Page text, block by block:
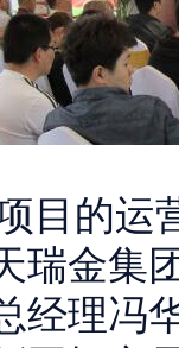
目的运
瑞金集
经理冯